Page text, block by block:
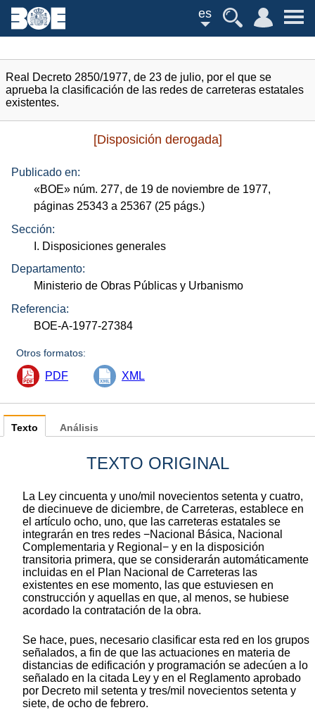
es
Real Decreto 2850/1977, de 23 de julio, por el que se
aprueba la clasificación de las redes de carreteras estatales
existentes.
[Disposición derogada]
Publicado en:
«BOE» núm. 277, de 19 de noviembre de 1977,
páginas 25343 a 25367 (25 págs.)
Sección:
I. Disposiciones generales
Departamento:
Ministerio de Obras Públicas y Urbanismo
Referencia:
BOE-A-1977-27384
Otros formatos:
PDF XML
Texto
TEXTO ORIGINAL
La Ley cincuenta y uno/mil novecientos setenta y cuatro,
de diecinueve de diciembre, de Carreteras, establece en
el artículo ocho, uno, que las carreteras estatales se
integrarán en tres redes −Nacional Básica, Nacional
Complementaria y Regional− y en la disposición
transitoria primera, que se considerarán automáticamente
incluidas en el Plan Nacional de Carreteras las
existentes en ese momento, las que estuviesen en
construcción y aquellas en que, al menos, se hubiese
acordado la contratación de la obra.
Se hace, pues, necesario clasificar esta red en los grupos
señalados, a fin de que las actuaciones en materia de
distancias de edificación y programación se adecúen a lo
señalado en la citada Ley y en el Reglamento aprobado
por Decreto mil setenta y tres/mil novecientos setenta y
siete, de ocho de febrero.
Análisis